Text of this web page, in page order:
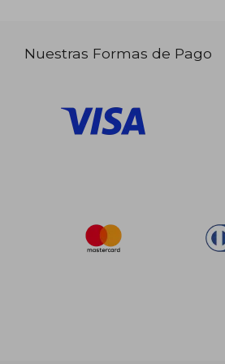
Nuestras Formas de Pago